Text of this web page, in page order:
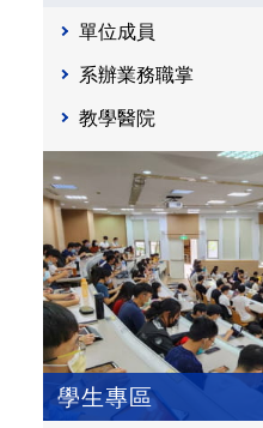
單位成員
系辦業務職掌
教學醫院
學生專區